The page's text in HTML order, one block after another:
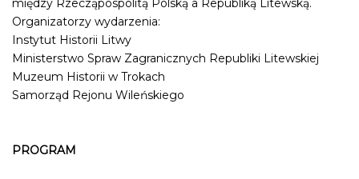
między Rzecząpospolitą Polską a Republiką Litewską.
Organizatorzy wydarzenia:
Instytut Historii Litwy
Ministerstwo Spraw Zagranicznych Republiki Litewskiej
Muzeum Historii w Trokach
Samorząd Rejonu Wileńskiego
PROGRAM